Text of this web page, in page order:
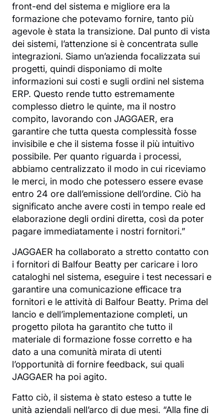
front-end del sistema e migliore era la
formazione che potevamo fornire, tanto più
agevole è stata la transizione. Dal punto di vista
dei sistemi, l’attenzione si è concentrata sulle
integrazioni. Siamo un’azienda focalizzata sui
progetti, quindi disponiamo di molte
informazioni sui costi e sugli ordini nel sistema
ERP. Questo rende tutto estremamente
complesso dietro le quinte, ma il nostro
compito, lavorando con JAGGAER, era
garantire che tutta questa complessità fosse
invisibile e che il sistema fosse il più intuitivo
possibile. Per quanto riguarda i processi,
abbiamo centralizzato il modo in cui riceviamo
le merci, in modo che potessero essere evase
entro 24 ore dall’emissione dell’ordine. Ciò ha
significato anche avere costi in tempo reale ed
elaborazione degli ordini diretta, così da poter
pagare immediatamente i nostri fornitori.”
JAGGAER ha collaborato a stretto contatto con
i fornitori di Balfour Beatty per caricare i loro
cataloghi nel sistema, eseguire i test necessari e
garantire una comunicazione efficace tra
fornitori e le attività di Balfour Beatty. Prima del
lancio e dell’implementazione completi, un
progetto pilota ha garantito che tutto il
materiale di formazione fosse corretto e ha
dato a una comunità mirata di utenti
l’opportunità di fornire feedback, sui quali
JAGGAER ha poi agito.
Fatto ciò, il sistema è stato esteso a tutte le
unità aziendali nell’arco di due mesi. “Alla fine di